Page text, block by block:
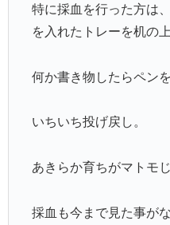
特に採血を行った方は
を入れたトレーを机の
何か書き物したらペン
いちいち投げ戻し。
あきらか育ちがマトモじ
採血も今まで見た事が